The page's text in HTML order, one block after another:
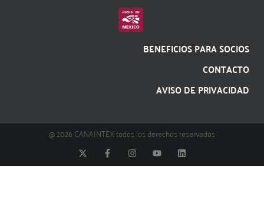
BENEFICIOS PARA SOCIOS
CONTACTO
AVISO DE PRIVACIDAD
@ 2026 CANAINTEX todos los derechos reservados